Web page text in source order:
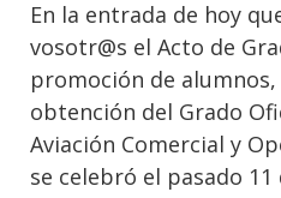
En la entrada de hoy
vosotr@s el Acto de
promoción de
obtención del Grado
Aviación Comercial y
se celebró el pasado 11